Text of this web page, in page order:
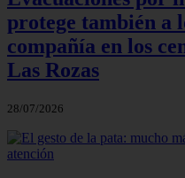
protege también a
compañía en los
Las Rozas
28/07/2026